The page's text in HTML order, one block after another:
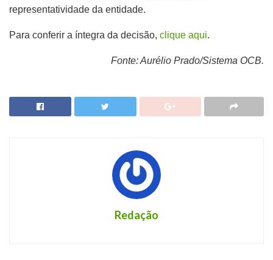
representatividade da entidade.
Para conferir a íntegra da decisão, clique aqui.
Fonte: Aurélio Prado/Sistema OCB.
Redação